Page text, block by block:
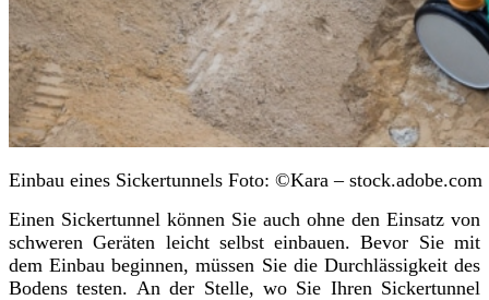
Einbau eines Sickertunnels Foto: ©Kara – stock.adobe.com
Einen Sickertunnel können Sie auch ohne den Einsatz von
schweren Geräten leicht selbst einbauen. Bevor Sie mit
dem Einbau beginnen, müssen Sie die Durchlässigkeit des
Bodens testen. An der Stelle, wo Sie Ihren Sickertunnel